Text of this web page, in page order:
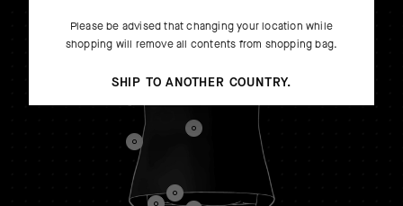
Please be advised that changing your location while
shopping will remove all contents from shopping bag.
SHIP TO ANOTHER COUNTRY.